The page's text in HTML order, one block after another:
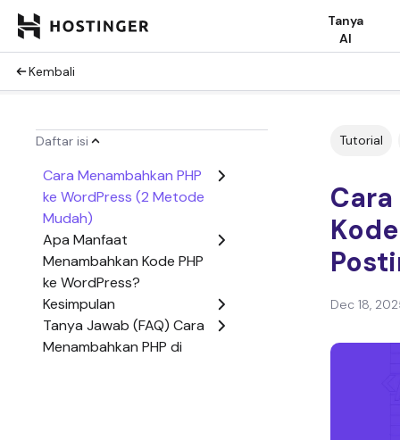
Tanya
AI
Kembali
Daftar isi
Cara Menambahkan PHP
ke WordPress (2 Metode
Mudah)
Apa Manfaat
Menambahkan Kode PHP
ke WordPress?
Kesimpulan
Tanya Jawab (FAQ) Cara
Menambahkan PHP di
Tutorial
Dec 18,